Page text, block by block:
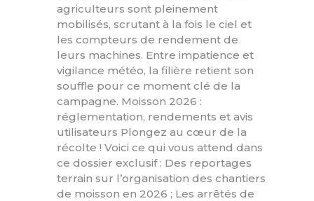
agriculteurs sont pleinement
mobilisés, scrutant à la fois le ciel et
les compteurs de rendement de
leurs machines. Entre impatience et
vigilance météo, la filière retient son
souffle pour ce moment clé de la
campagne. Moisson 2026 :
réglementation, rendements et avis
utilisateurs Plongez au cœur de la
récolte ! Voici ce qui vous attend dans
ce dossier exclusif : Des reportages
terrain sur l’organisation des chantiers
de moisson en 2026 ; Les arrêtés de